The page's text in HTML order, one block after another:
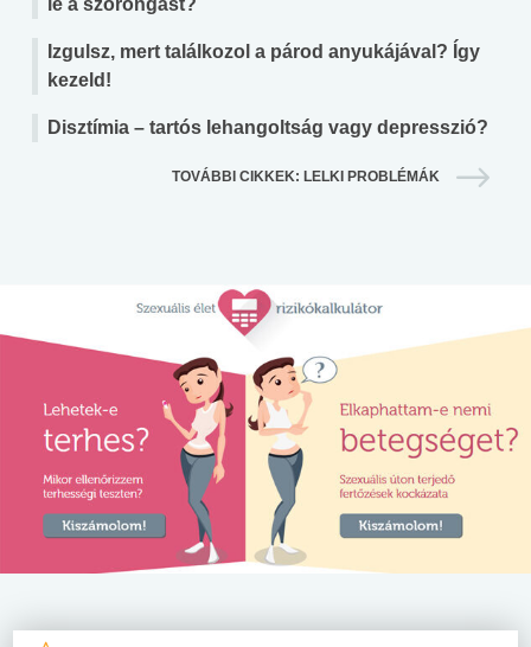
le a szorongást?
Izgulsz, mert találkozol a párod anyukájával? Így
kezeld!
Disztímia – tartós lehangoltság vagy depresszió?
TOVÁBBI CIKKEK: LELKI PROBLÉMÁK